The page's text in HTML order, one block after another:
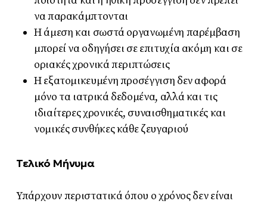
να παρακάμπτονται
Η άμεση και σωστά οργανωμένη παρέμβαση
μπορεί να οδηγήσει σε επιτυχία ακόμη και σε
οριακές χρονικά περιπτώσεις
Η εξατομικευμένη προσέγγιση δεν αφορά
μόνο τα ιατρικά δεδομένα, αλλά και τις
ιδιαίτερες χρονικές, συναισθηματικές και
νομικές συνθήκες κάθε ζευγαριού
Τελικό Μήνυμα
Υπάρχουν περιστατικά όπου ο χρόνος δεν είναι